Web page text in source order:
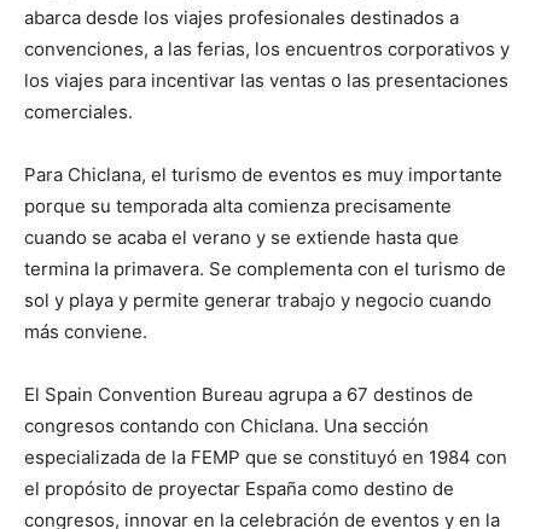
abarca desde los viajes profesionales destinados a
convenciones, a las ferias, los encuentros corporativos y
los viajes para incentivar las ventas o las presentaciones
comerciales.
Para Chiclana, el turismo de eventos es muy importante
porque su temporada alta comienza precisamente
cuando se acaba el verano y se extiende hasta que
termina la primavera. Se complementa con el turismo de
sol y playa y permite generar trabajo y negocio cuando
más conviene.
El Spain Convention Bureau agrupa a 67 destinos de
congresos contando con Chiclana. Una sección
especializada de la FEMP que se constituyó en 1984 con
el propósito de proyectar España como destino de
congresos, innovar en la celebración de eventos y en la